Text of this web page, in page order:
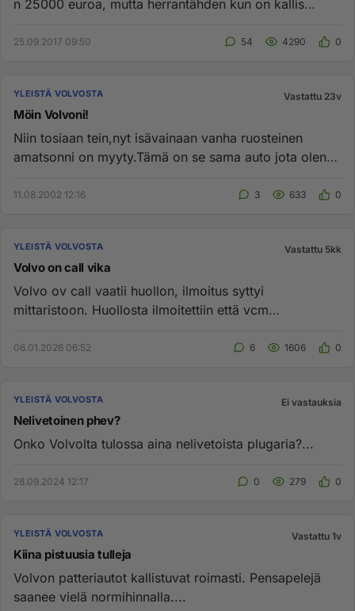
n 25000 euroa, mutta herrantähden kun on kallis
25.09.2017 09:50 54 4290 0
YLEISTÄ VOLVOSTA Vastattu 23v
Möin Volvoni!
Niin tosiaan tein,nyt isävainaan vanha ruosteinen
amatsonni on myyty.Tämä on se sama auto jota olen
11.08.2002 12:16 3 633 0
YLEISTÄ VOLVOSTA Vastattu 5kk
Volvo on call vika
Volvo ov call vaatii huollon, ilmoitus syttyi
mittaristoon. Huollosta ilmoitettiin että vcm
06.01.2026 06:52 6 1606 0
YLEISTÄ VOLVOSTA Ei vastauksia
Nelivetoinen phev?
Onko Volvolta tulossa aina nelivetoista plugaria?...
28.09.2024 12:17 0 279 0
YLEISTÄ VOLVOSTA Vastattu 1v
Kiina pistuusia tulleja
Volvon patteriautot kallistuvat roimasti. Pensapelejä
saanee vielä normihinnalla....